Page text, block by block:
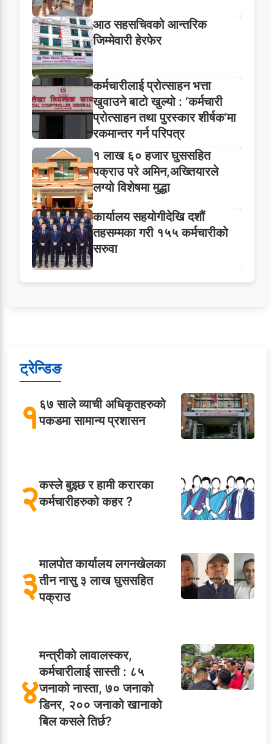
आठ सहसचिवको आन्तरिक
जिम्मेवारी हेरफेर
कर्मचारीलाई प्रोत्साहन भत्ता
खुवाउने बाटो खुल्यो : ‘कर्मचारी
प्रोत्साहन तथा पुरस्कार शीर्षक’मा
रकमान्तर गर्न परिपत्र
१ लाख ६० हजार घुससहित
पक्राउ परे अमिन,अख्तियारले
लग्यो विशेषमा मुद्धा
कार्यालय सहयोगीदेखि दशौं
तहसम्मका गरी १५५ कर्मचारीको
सरुवा
ट्रेन्डिङ
१६७ साले व्याची अधिकृतहरुको
पकडमा सामान्य प्रशासन
२कस्ले बुझ्छ र हामी करारका
कर्मचारीहरुको कहर ?
३मालपोत कार्यालय लगनखेलका
तीन नासु ३ लाख घुससहित
पक्राउ
४
मन्त्रीको लावालस्कर,
कर्मचारीलाई सास्ती : ८५
जनाको नास्ता, ७० जनाको
डिनर, २०० जनाको खानाको
बिल कसले तिर्छ?